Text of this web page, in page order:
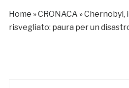
Home »CRONACA »Chernobyl,
risvegliato: paura per un